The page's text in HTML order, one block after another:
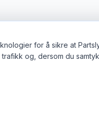
for å sikre at
og, dersom du